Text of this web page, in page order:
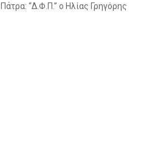
Πάτρα: “Δ.Φ.Π.” ο Ηλίας Γρηγόρης